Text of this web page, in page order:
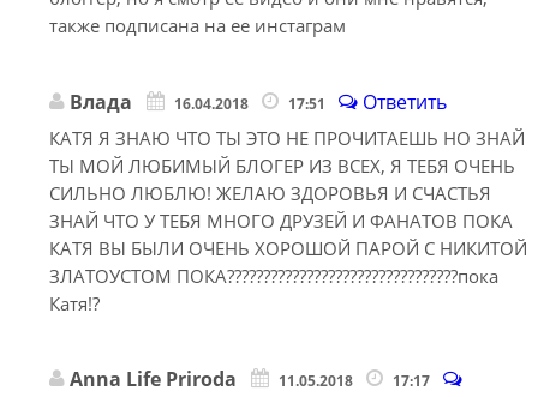
также подписана на ее инстаграм
Влада 16.04.2018 17:51 Ответить
КАТЯ Я ЗНАЮ ЧТО ТЫ ЭТО НЕ ПРОЧИТАЕШЬ НО ЗНАЙ
ТЫ МОЙ ЛЮБИМЫЙ БЛОГЕР ИЗ ВСЕХ, Я ТЕБЯ ОЧЕНЬ
СИЛЬНО ЛЮБЛЮ! ЖЕЛАЮ ЗДОРОВЬЯ И СЧАСТЬЯ
ЗНАЙ ЧТО У ТЕБЯ МНОГО ДРУЗЕЙ И ФАНАТОВ ПОКА
КАТЯ ВЫ БЫЛИ ОЧЕНЬ ХОРОШОЙ ПАРОЙ С НИКИТОЙ
ЗЛАТОУСТОМ ПОКА????????????????????????????????пока
Катя!?
Anna Life Priroda 11.05.2018 17:17